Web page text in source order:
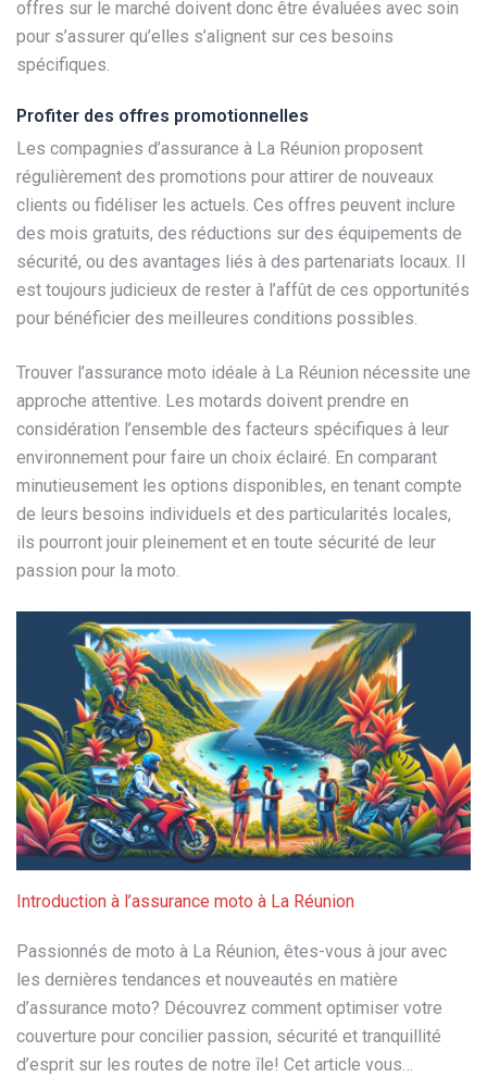
offres sur le marché doivent donc être évaluées avec soin
pour s’assurer qu’elles s’alignent sur ces besoins
spécifiques.
Profiter des offres promotionnelles
Les compagnies d’assurance à La Réunion proposent
régulièrement des promotions pour attirer de nouveaux
clients ou fidéliser les actuels. Ces offres peuvent inclure
des mois gratuits, des réductions sur des équipements de
sécurité, ou des avantages liés à des partenariats locaux. Il
est toujours judicieux de rester à l’affût de ces opportunités
pour bénéficier des meilleures conditions possibles.
Trouver l’assurance moto idéale à La Réunion nécessite une
approche attentive. Les motards doivent prendre en
considération l’ensemble des facteurs spécifiques à leur
environnement pour faire un choix éclairé. En comparant
minutieusement les options disponibles, en tenant compte
de leurs besoins individuels et des particularités locales,
ils pourront jouir pleinement et en toute sécurité de leur
passion pour la moto.
Introduction à l’assurance moto à La Réunion
Passionnés de moto à La Réunion, êtes-vous à jour avec
les dernières tendances et nouveautés en matière
d’assurance moto? Découvrez comment optimiser votre
couverture pour concilier passion, sécurité et tranquillité
d’esprit sur les routes de notre île! Cet article vous…